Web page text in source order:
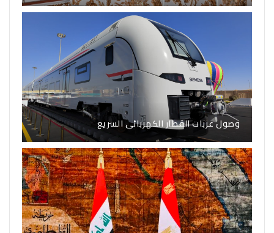
وصول عربات القطار الكهربائى السريع